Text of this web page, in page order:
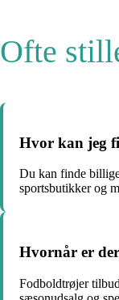
Ofte
Hvor kan jeg
Du kan finde
sportsbutikker og
Hvornår er
Fodboldtrøjer